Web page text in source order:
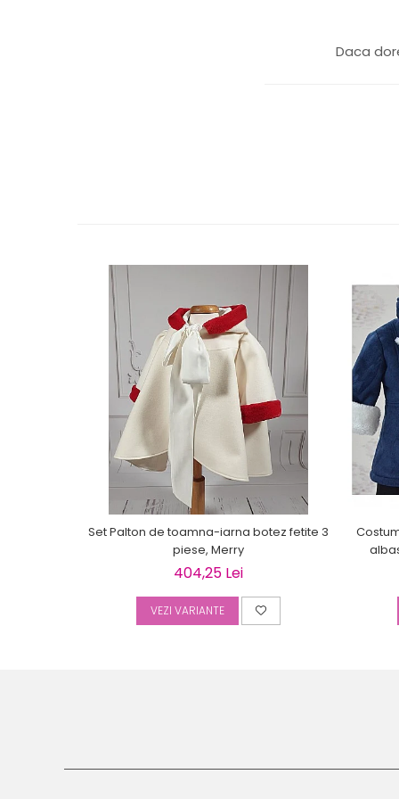
Daca
Set Palton de toamna-iarna botez fetite 3
piese, Merry
404,25 Lei
VEZI VARIANTE